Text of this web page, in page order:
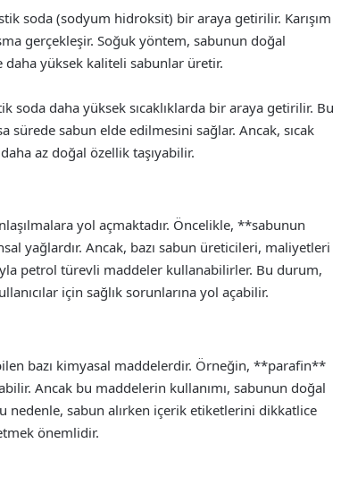
soda (sodyum hidroksit) bir araya getirilir. Karışım
gerçekleşir. Soğuk yöntem, sabunun doğal
yüksek kaliteli sabunlar üretir.
soda daha yüksek sıcaklıklarda bir araya getirilir. Bu
sürede sabun elde edilmesini sağlar. Ancak, sıcak
az doğal özellik taşıyabilir.
yol açmaktadır. Öncelikle, **sabunun
yağlardır. Ancak, bazı sabun üreticileri, maliyetleri
petrol türevli maddeler kullanabilirler. Bu durum,
için sağlık sorunlarına yol açabilir.
bazı kimyasal maddelerdir. Örneğin, **parafin**
Ancak bu maddelerin kullanımı, sabunun doğal
nedenle, sabun alırken içerik etiketlerini dikkatlice
önemlidir.